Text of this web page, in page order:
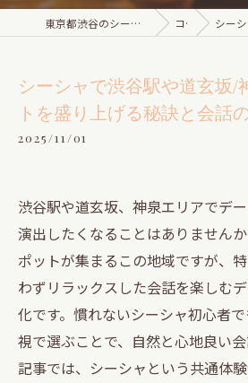
東京都渋谷のシーシャならami Luxury Bar & Shisha コラム シーシャで渋谷
シーシャで渋谷駅や道玄坂/
トを盛り上げる秘訣と会話
2025/11/01
渋谷駅や道玄坂、神泉エリアでデ
演出したくなることはありません
ポットが集まるこの地域ですが、
わずリラックスした会話を楽しむ
化です。慣れないシーシャ初心者
視で選ぶことで、自然と心地良い
記事では、シーシャという共通体